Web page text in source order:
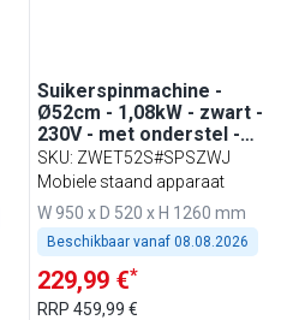
Suikerspinmachine -
Ø52cm - 1,08kW - zwart -
230V - met onderstel -
incl. beschermkap
SKU: ZWET52S#SPSZWJ
Mobiele staand apparaat
W 950 x D 520 x H 1260 mm
Beschikbaar vanaf08.08.2026
229,99 €*
RRP459,99 €